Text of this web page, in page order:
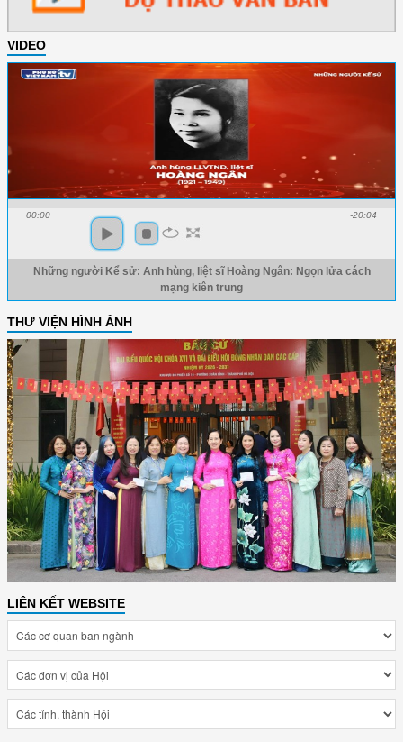
VIDEO
00:00 -20:04
Những người Kể sử: Anh hùng, liệt sĩ Hoàng Ngân: Ngọn lửa cách
mạng kiên trung
THƯ VIỆN HÌNH ẢNH
LIÊN KẾT WEBSITE